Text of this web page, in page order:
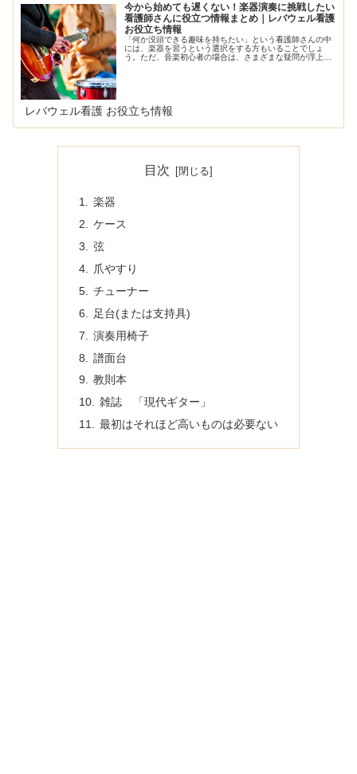
今から始めても遅くない！楽器演奏に挑戦したい
看護師さんに役立つ情報まとめ｜レバウェル看護
お役立ち情報
「何か没頭できる趣味を持ちたい」という看護師さんの中
には、楽器を習うという選択をする方もいることでしょ
う。ただ、音楽初心者の場合は、さまざまな疑問が浮上す
レバウェル看護 お役立ち情報
目次
楽器
ケース
弦
爪やすり
チューナー
足台(または支持具)
演奏用椅子
譜面台
教則本
雑誌 「現代ギター」
最初はそれほど高いものは必要ない